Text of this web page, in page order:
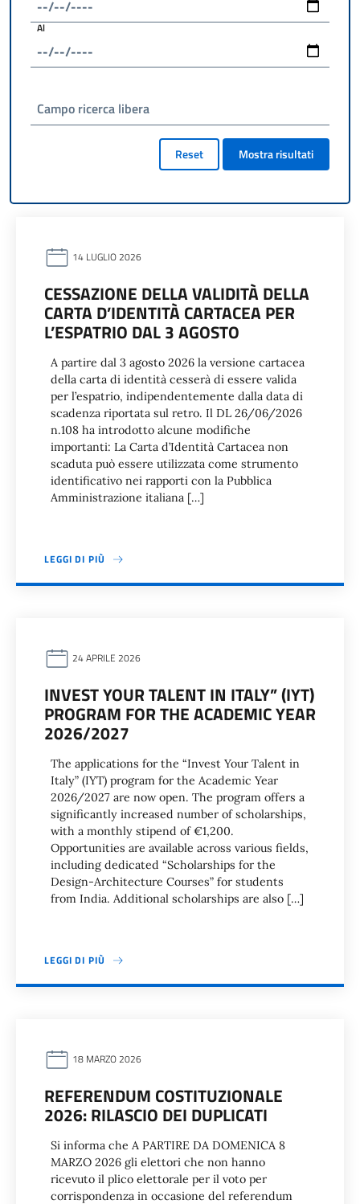
Al
Campo ricerca libera
Reset Mostra risultati
14 LUGLIO 2026
CESSAZIONE DELLA VALIDITÀ DELLA
CARTA D’IDENTITÀ CARTACEA PER
L’ESPATRIO DAL 3 AGOSTO
A partire dal 3 agosto 2026 la versione cartacea
della carta di identità cesserà di essere valida
per l’espatrio, indipendentemente dalla data di
scadenza riportata sul retro. Il DL 26/06/2026
n.108 ha introdotto alcune modifiche
importanti: La Carta d’Identità Cartacea non
scaduta può essere utilizzata come strumento
identificativo nei rapporti con la Pubblica
Amministrazione italiana […]
LEGGI DI PIÙ
24 APRILE 2026
INVEST YOUR TALENT IN ITALY” (IYT)
PROGRAM FOR THE ACADEMIC YEAR
2026/2027
The applications for the “Invest Your Talent in
Italy” (IYT) program for the Academic Year
2026/2027 are now open. The program offers a
significantly increased number of scholarships,
with a monthly stipend of €1,200.
Opportunities are available across various fields,
including dedicated “Scholarships for the
Design-Architecture Courses” for students
from India. Additional scholarships are also […]
LEGGI DI PIÙ
18 MARZO 2026
REFERENDUM COSTITUZIONALE
2026: RILASCIO DEI DUPLICATI
Si informa che A PARTIRE DA DOMENICA 8
MARZO 2026 gli elettori che non hanno
ricevuto il plico elettorale per il voto per
corrispondenza in occasione del referendum